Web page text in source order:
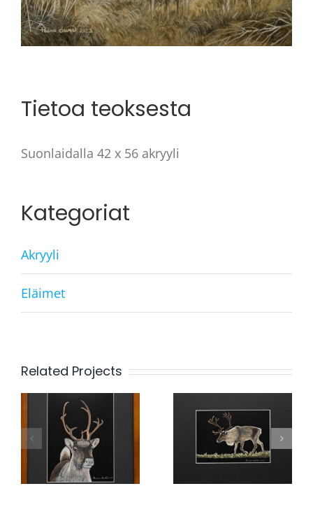
Tietoa teoksesta
Suonlaidalla 42 x 56 akryyli
Kategoriat
Akryyli
Eläimet
Related Projects
Kemppi Eloporo